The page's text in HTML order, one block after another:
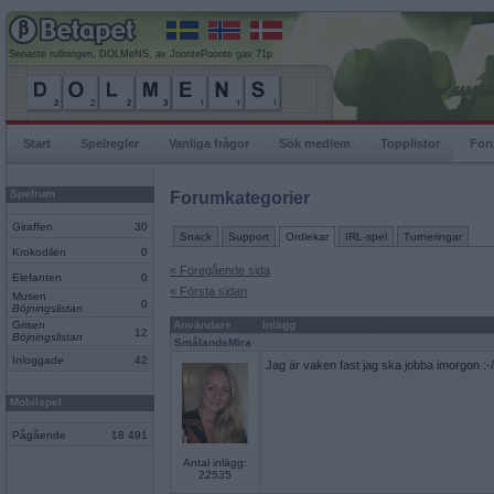
Senaste rullningen, DOLMeNS, av JoontePoonte gav 71p
Start Spelregler Vanliga frågor Sök medlem Topplistor
Spelrum
Giraffen 30
Krokodilen 0
Elefanten
0
Musen
Böjningslistan
0
Grisen
Böjningslistan
12
Inloggade 42
Mobilspel
Pågående 18 491
Forumkategorier
Snack Support Ordlekar IRL-spel Turneringar
« Föregående sida
« Första sidan
Användare
Inlägg
SmålandsMira
Antal inlägg:
22535
Jag är vaken fast jag ska jobba imorgon :-/